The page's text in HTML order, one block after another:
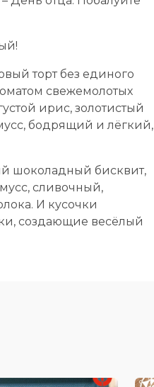
торт без единого
свежемолотых
ирис, золотистый
бодрящий и лёгкий,
шоколадный бисквит,
сливочный,
И кусочки
создающие весёлый